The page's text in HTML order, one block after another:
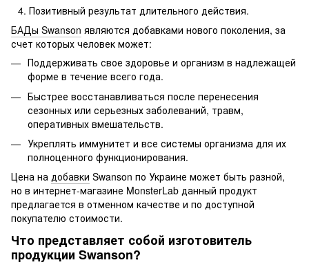
Позитивный результат длительного действия.
БАДы Swanson являются добавками нового поколения, за
счет которых человек может:
Поддерживать свое здоровье и организм в надлежащей
форме в течение всего года.
Быстрее восстанавливаться после перенесения
сезонных или серьезных заболеваний, травм,
оперативных вмешательств.
Укреплять иммунитет и все системы организма для их
полноценного функционирования.
Цена на добавки Swanson по Украине может быть разной,
но в интернет-магазине MonsterLab данный продукт
предлагается в отменном качестве и по доступной
покупателю стоимости.
Что представляет собой изготовитель
продукции Swanson?